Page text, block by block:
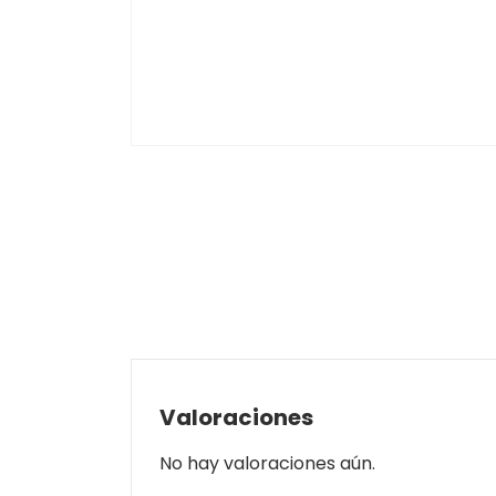
Valoraciones
No hay valoraciones aún.